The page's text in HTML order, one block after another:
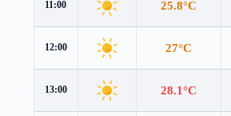
11:00 25.8°C
12:00 27°C
13:00 28.1°C